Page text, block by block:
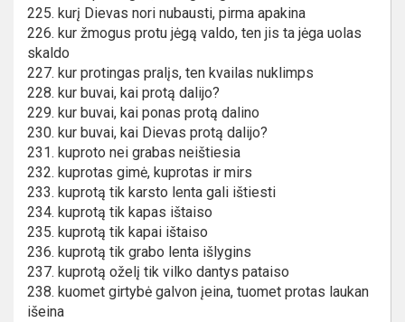
225. kurį Dievas nori nubausti, pirma apakina
226. kur žmogus protu jėgą valdo, ten jis ta jėga uolas
skaldo
227. kur protingas pralįs, ten kvailas nuklimps
228. kur buvai, kai protą dalijo?
229. kur buvai, kai ponas protą dalino
230. kur buvai, kai Dievas protą dalijo?
231. kuproto nei grabas neištiesia
232. kuprotas gimė, kuprotas ir mirs
233. kuprotą tik karsto lenta gali ištiesti
234. kuprotą tik kapas ištaiso
235. kuprotą tik kapai ištaiso
236. kuprotą tik grabo lenta išlygins
237. kuprotą oželį tik vilko dantys pataiso
238. kuomet girtybė galvon įeina, tuomet protas laukan
išeina